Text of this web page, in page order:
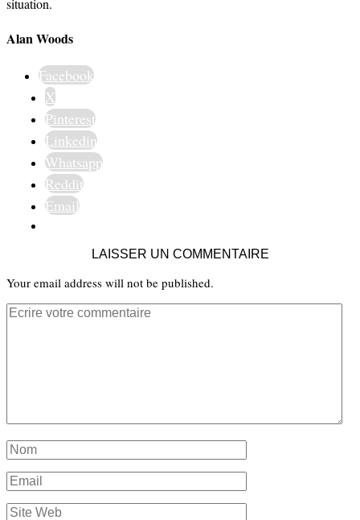
situation.
Alan Woods
Facebook
X
Pinterest
Linkedin
Whatsapp
Reddit
Email
LAISSER UN COMMENTAIRE
Your email address will not be published.